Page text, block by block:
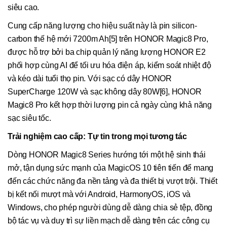
siêu cao.
Cung cấp năng lượng cho hiệu suất này là pin silicon-
carbon thế hệ mới 7200m Ah[5] trên HONOR Magic8 Pro,
được hỗ trợ bởi ba chip quản lý năng lượng HONOR E2
phối hợp cùng AI để tối ưu hóa điện áp, kiểm soát nhiệt độ
và kéo dài tuổi thọ pin. Với sạc có dây HONOR
SuperCharge 120W và sạc không dây 80W[6], HONOR
Magic8 Pro kết hợp thời lượng pin cả ngày cùng khả năng
sạc siêu tốc.
Trải nghiệm cao cấp: Tự tin trong mọi tương tác
Dòng HONOR Magic8 Series hướng tới một hệ sinh thái
mở, tận dụng sức mạnh của MagicOS 10 tiên tiến để mang
đến các chức năng đa nền tảng và đa thiết bị vượt trội. Thiết
bị kết nối mượt mà với Android, HarmonyOS, iOS và
Windows, cho phép người dùng dễ dàng chia sẻ tệp, đồng
bộ tác vụ và duy trì sự liền mạch dễ dàng trên các công cụ